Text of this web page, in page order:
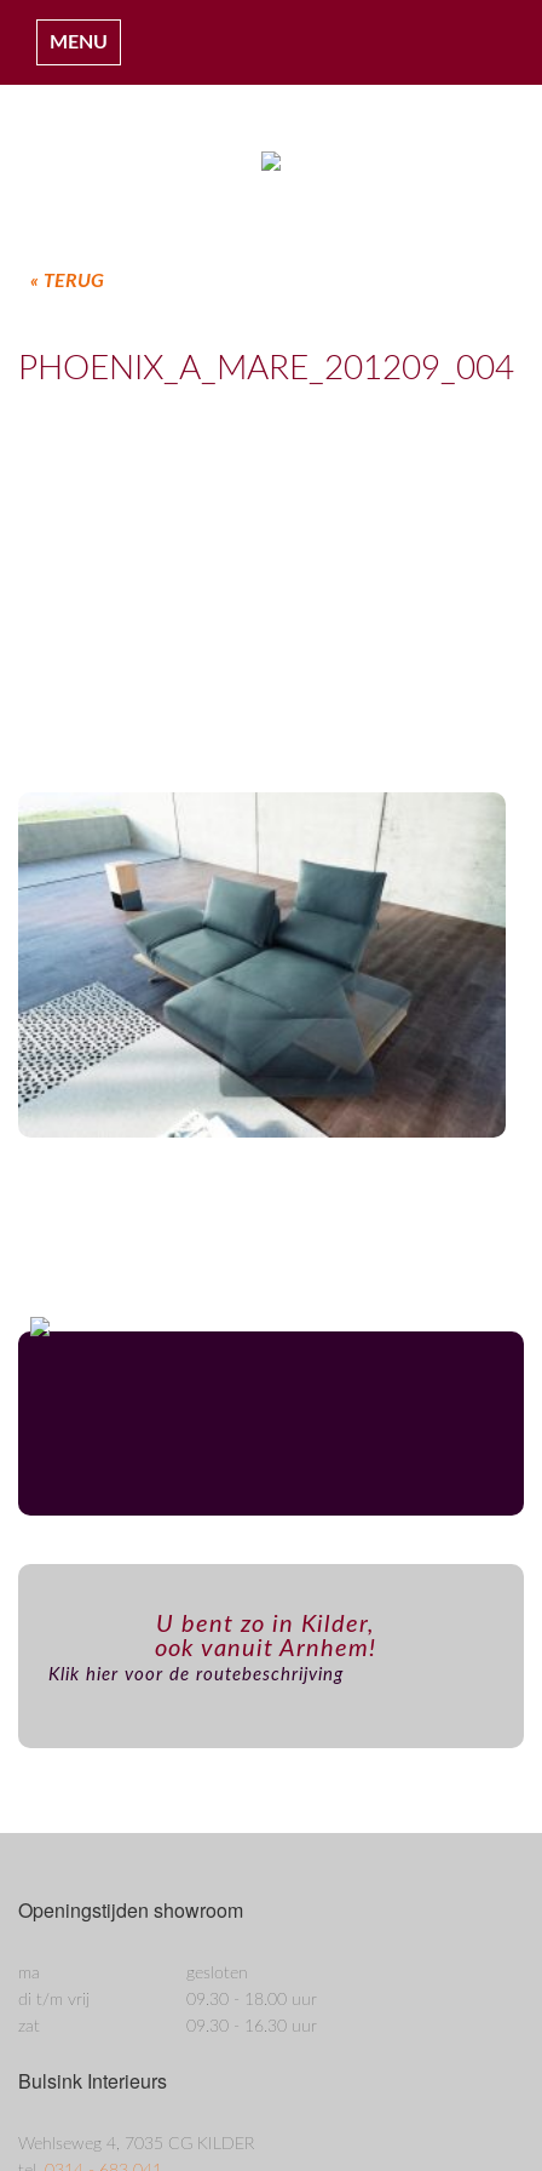
MENU
HOME
« TERUG
PHOENIX_A_MARE_201209_004
U bent zo in Kilder,
ook vanuit Arnhem!
Klik hier voor de routebeschrijving
Openingstijden showroom
ma
di t/m vrij
zat
gesloten
09.30 - 18.00 uur
09.30 - 16.30 uur
Bulsink Interieurs
Wehlseweg 4, 7035 CG KILDER